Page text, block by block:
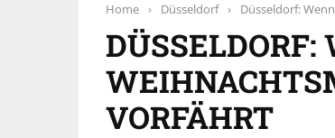
Home › Düsseldorf › Düsseldorf:
DÜSSELDORF:
VORFÄHRT